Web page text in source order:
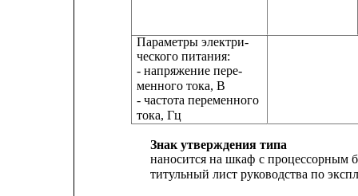
Параметры электри-
ческого питания:
- напряжение пере-
менного тока, В
- частота переменного
тока, Гц
Знак утверждения типа
наносится на шкаф с процессорным
титульный лист руководства по